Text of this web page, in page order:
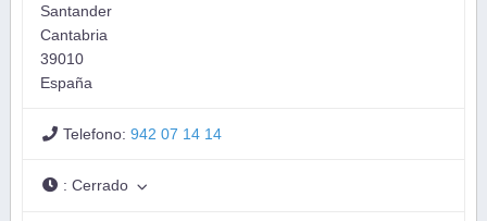
Santander
Cantabria
39010
España
Telefono:942 07 14 14
:Cerrado